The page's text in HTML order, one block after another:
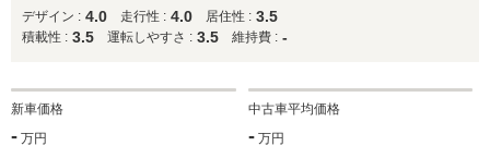
デザイン : 4.0 走行性 : 4.0 居住性 : 3.5
積載性 : 3.5 運転しやすさ : 3.5 維持費 : -
新車価格
- 万円
中古車平均価格
-万円